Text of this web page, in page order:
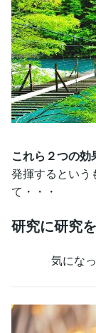
これら２つの効
発揮するという
て・・・
研究に研究
気にな